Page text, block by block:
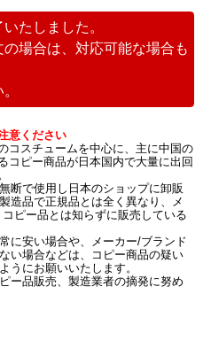
たしました。
場合は、対応可能な場合も
意ください
コスチュームを中心に、主に中国の
コピー商品が日本国内で大量に出回
断で使用し日本のショップに卸販
造品で正規品とは全く異なり、メ
ピー品とは知らずに販売している
に安い場合や、メーカー/ブランド
い場合などは、コピー商品の疑い
うにお願いいたします。
ー品販売、製造業者の摘発に努め